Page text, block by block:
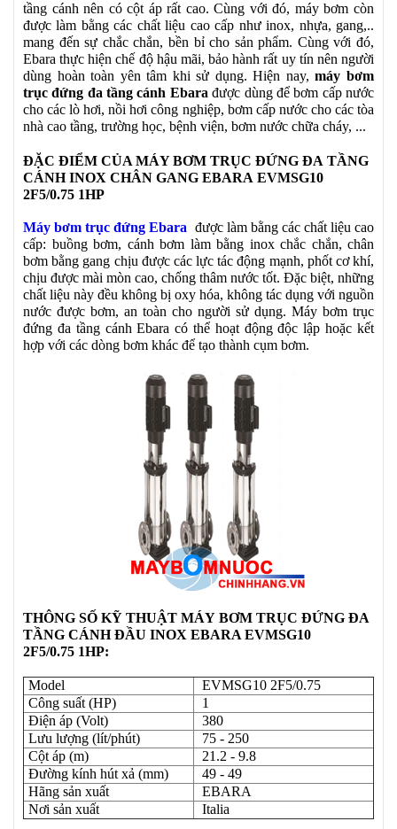
tầng cánh nên có cột áp rất cao. Cùng với đó, máy bơm còn
được làm bằng các chất liệu cao cấp như inox, nhựa, gang,..
mang đến sự chắc chắn, bền bỉ cho sản phẩm. Cùng với đó,
Ebara thực hiện chế độ hậu mãi, bảo hành rất uy tín nên người
dùng hoàn toàn yên tâm khi sử dụng. Hiện nay,máy bơm
trục đứng đa tầng cánh Ebara được dùng để bơm cấp nước
cho các lò hơi, nồi hơi công nghiệp, bơm cấp nước cho các tòa
nhà cao tầng, trường học, bệnh viện, bơm nước chữa cháy, ...
ĐẶC ĐIỂM CỦA MÁY BƠM TRỤC ĐỨNG ĐA TẦNG
CÁNH INOX CHÂN GANG EBARA EVMSG10
2F5/0.75 1HP
Máy bơm trục đứng Ebara được làm bằng các chất liệu cao
cấp: buồng bơm, cánh bơm làm bằng inox chắc chắn, chân
bơm bằng gang chịu được các lực tác động mạnh, phốt cơ khí,
chịu được mài mòn cao, chống thâm nước tốt. Đặc biệt, những
chất liệu này đều không bị oxy hóa, không tác dụng với nguồn
nước được bơm, an toàn cho người sử dụng. Máy bơm trục
đứng đa tầng cánh Ebara có thể hoạt động độc lập hoặc kết
hợp với các dòng bơm khác để tạo thành cụm bơm.
THÔNG SỐ KỸ THUẬT MÁY BƠM TRỤC ĐỨNG ĐA
TẦNG CÁNH ĐẦU INOX EBARA EVMSG10
2F5/0.75 1HP:
Model
EVMSG10 2F5/0.75
Công suất (HP)
1
Điện áp (Volt)
380
Lưu lượng (lít/phút)
75 - 250
Cột áp (m)
21.2 - 9.8
Đường kính hút xả (mm)
49 - 49
Hãng sản xuất
EBARA
Nơi sản xuất
Italia